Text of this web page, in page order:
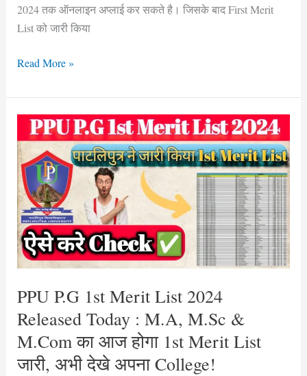
2024 तक ऑनलाइन अप्लाई कर सकते है। जिसके बाद First Merit
List को जारी किया
Read More »
PPU P.G 1st Merit List 2024
Released Today : M.A, M.Sc &
M.Com का आज होगा 1st Merit List
जारी, अभी देखे अपना College!
PPU
P.G
1st
Merit
List
2024
Released
Today
:
M.A,
&
M.Com
का